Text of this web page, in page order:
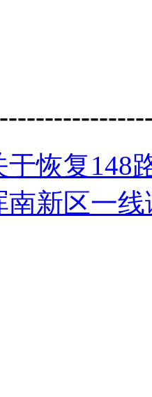
于恢复148
南新区一